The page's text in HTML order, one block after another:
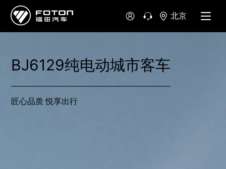
北京
BJ6129纯电动城市客车
匠心品质 悦享出行